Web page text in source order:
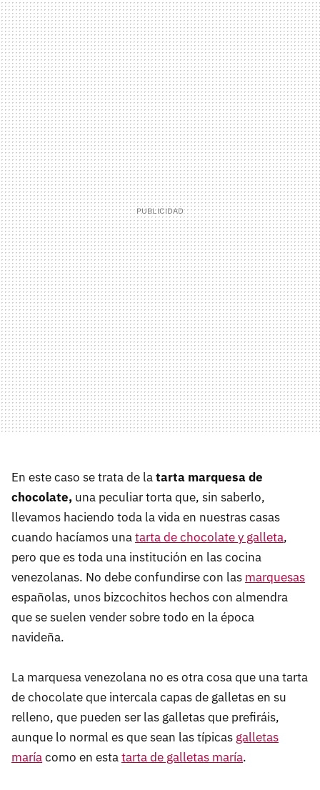
En este caso se trata de latarta marquesa de
chocolate, una peculiar torta que, sin saberlo,
llevamos haciendo toda la vida en nuestras casas
cuando hacíamos unatarta de chocolate y galleta,
pero que es toda una institución en las cocina
venezolanas. No debe confundirse con las marquesas
españolas, unos bizcochitos hechos con almendra
que se suelen vender sobre todo en la época
navideña.
La marquesa venezolana no es otra cosa que una tarta
de chocolate que intercala capas de galletas en su
relleno, que pueden ser las galletas que prefiráis,
aunque lo normal es que sean las típicas galletas
maríacomo en estatarta de galletas maría.